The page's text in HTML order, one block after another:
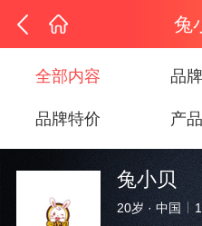
兔
全部内容 品
品牌特价 产
兔小贝
20岁 · 中国 1